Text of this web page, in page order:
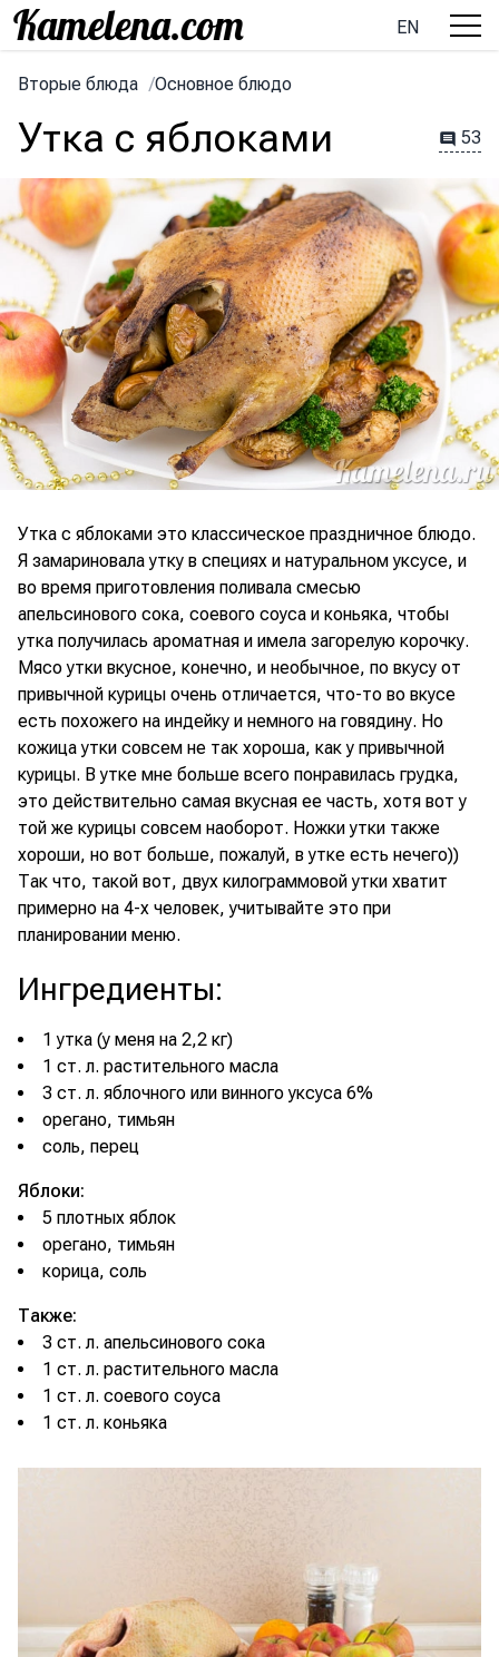
EN
Вторые блюда /Основное блюдо
Утка с яблоками 53
Утка с яблоками это классическое праздничное блюдо.
Я замариновала утку в специях и натуральном уксусе, и
во время приготовления поливала смесью
апельсинового сока, соевого соуса и коньяка, чтобы
утка получилась ароматная и имела загорелую корочку.
Мясо утки вкусное, конечно, и необычное, по вкусу от
привычной курицы очень отличается, что-то во вкусе
есть похожего на индейку и немного на говядину. Но
кожица утки совсем не так хороша, как у привычной
курицы. В утке мне больше всего понравилась грудка,
это действительно самая вкусная ее часть, хотя вот у
той же курицы совсем наоборот. Ножки утки также
хороши, но вот больше, пожалуй, в утке есть нечего))
Так что, такой вот, двух килограммовой утки хватит
примерно на 4-х человек, учитывайте это при
планировании меню.
Ингредиенты:
1 утка (у меня на 2,2 кг)
1 ст. л. растительного масла
3 ст. л. яблочного или винного уксуса 6%
орегано, тимьян
соль, перец
Яблоки:
5 плотных яблок
орегано, тимьян
корица, соль
Также:
3 ст. л. апельсинового сока
1 ст. л. растительного масла
1 ст. л. соевого соуса
1 ст. л. коньяка